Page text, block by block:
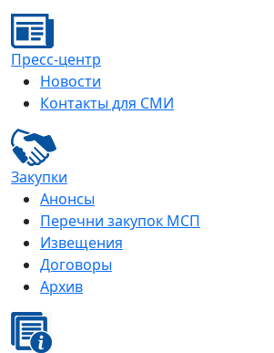
Пресс-центр
Новости
Контакты для СМИ
Закупки
Анонсы
Перечни закупок МСП
Извещения
Договоры
Архив